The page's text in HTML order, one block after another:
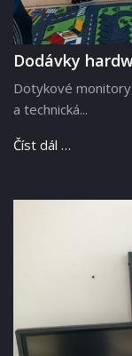
Dodávky
Dotykové
a technická...
Číst dál …